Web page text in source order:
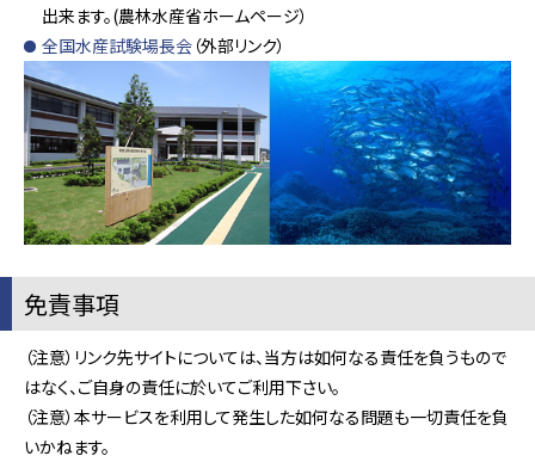
出来ます。(農林水産省ホームページ）
全国水産試験場長会 （外部リンク）
免責事項
（注意）リンク先サイトについては、当方は如何なる責任を負うもので
はなく、ご自身の責任に於いてご利用下さい。
（注意）本サービスを利用して発生した如何なる問題も一切責任を負
いかねます。